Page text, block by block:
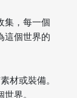
集，每一個
這個世界的
材或裝備。
界。